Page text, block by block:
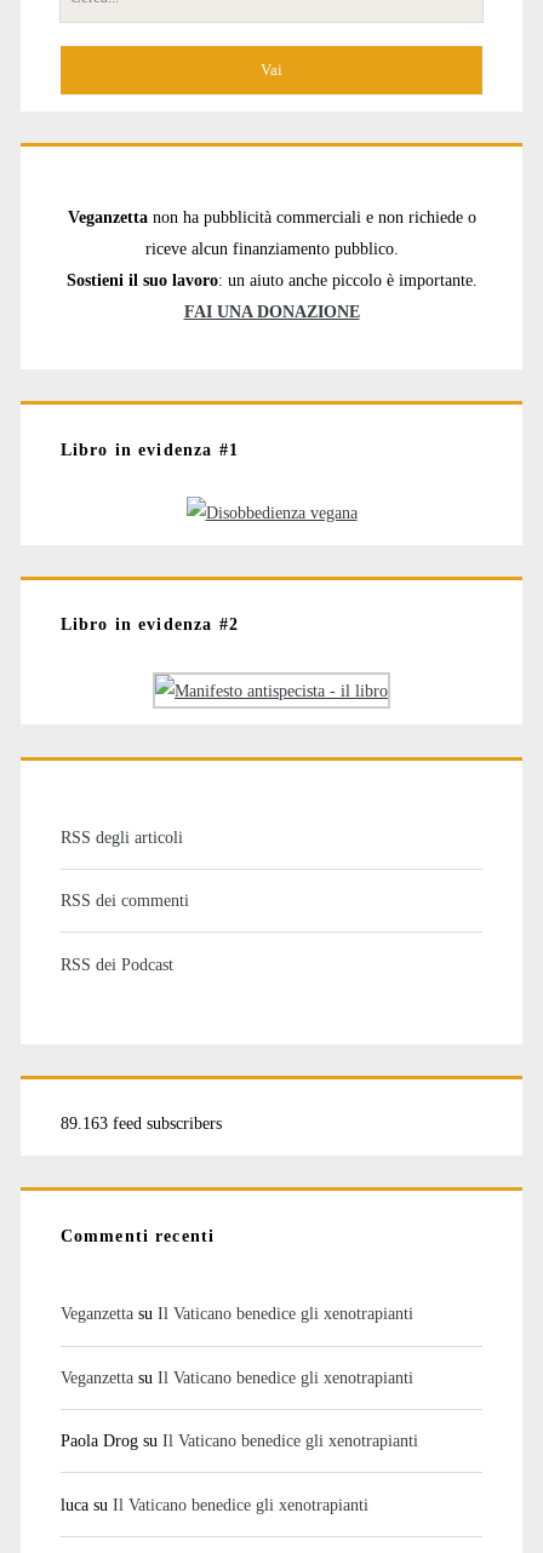
per:
Veganzetta non ha pubblicità commerciali e non richiede o
riceve alcun finanziamento pubblico.
Sostieni il suo lavoro: un aiuto anche piccolo è importante.
FAI UNA DONAZIONE
Libro in evidenza #1
Libro in evidenza #2
RSS degli articoli
RSS dei commenti
RSS dei Podcast
89.163 feed subscribers
Commenti recenti
Veganzettasu Il Vaticano benedice gli xenotrapianti
Veganzettasu Il Vaticano benedice gli xenotrapianti
Paola Drogsu Il Vaticano benedice gli xenotrapianti
lucasu Il Vaticano benedice gli xenotrapianti